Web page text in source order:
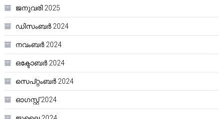
ജനുവരി 2025
ഡിസംബർ 2024
നവംബർ 2024
ഒക്ടോബർ 2024
സെപ്റ്റംബർ 2024
ഓഗസ്റ്റ്‌ 2024